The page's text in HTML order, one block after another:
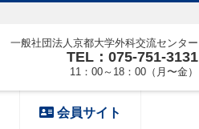
一般社団法人京都大学外科交流センター
TEL：075-751-3131
11：00～18：00（月〜金）
会員サイト